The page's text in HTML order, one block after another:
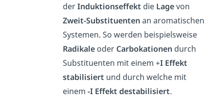
derInduktionseffekt die Lagevon
Zweit-Substituenten an aromatischen
Systemen. So werden beispielsweise
Radikale oder Carbokationen durch
Substituenten mit einem +I Effekt
stabilisiert und durch welche mit
einem-I Effekt destabilisiert.